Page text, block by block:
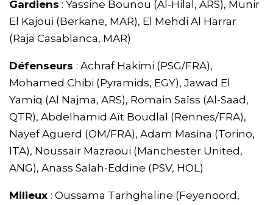
Gardiens : Yassine Bounou (Al-Hilal, ARS), Munir
El Kajoui (Berkane, MAR), El Mehdi Al Harrar
(Raja Casablanca, MAR)
Défenseurs : Achraf Hakimi (PSG/FRA),
Mohamed Chibi (Pyramids, EGY), Jawad El
Yamiq (Al Najma, ARS), Romain Saïss (Al-Saad,
QTR), Abdelhamid Aït Boudlal (Rennes/FRA),
Nayef Aguerd (OM/FRA), Adam Masina (Torino,
ITA), Noussair Mazraoui (Manchester United,
ANG), Anass Salah-Eddine (PSV, HOL)
Milieux : Oussama Tarhghaline (Feyenoord,